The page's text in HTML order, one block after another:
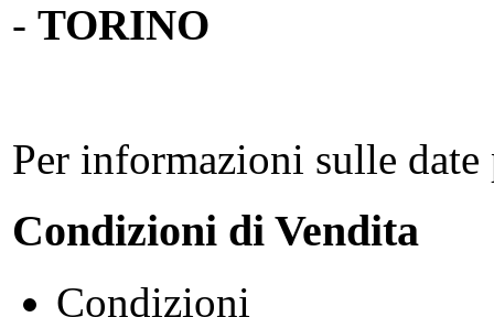
- TORINO
Per informazioni sulle
Condizioni di Vendita
Condizioni